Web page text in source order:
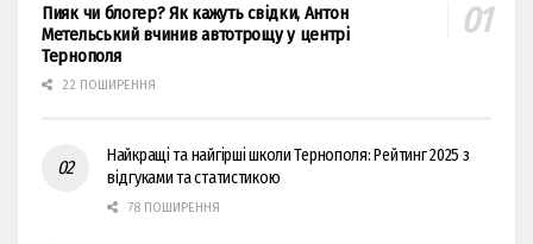
Пияк чи блогер? Як кажуть свідки, Антон
Метельський вчинив автотрощу у центрі
Тернополя
22 ПОШИРЕННЯ
Найкращі та найгірші школи Тернополя: Рейтинг 2025 з
відгуками та статистикою
78 ПОШИРЕННЯ